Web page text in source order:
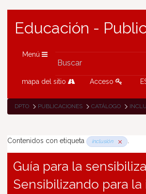
Educación -
Menú
mapa del sitio Acceso
DPTO PUBLICACIONES CATÁLOGO
Contenidos con etiqueta inclusión .
Guía para la
Sensibilizando para